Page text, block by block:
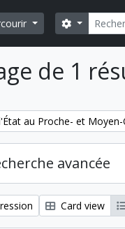
Search
de 1
au Proche- et
avancée
Card view